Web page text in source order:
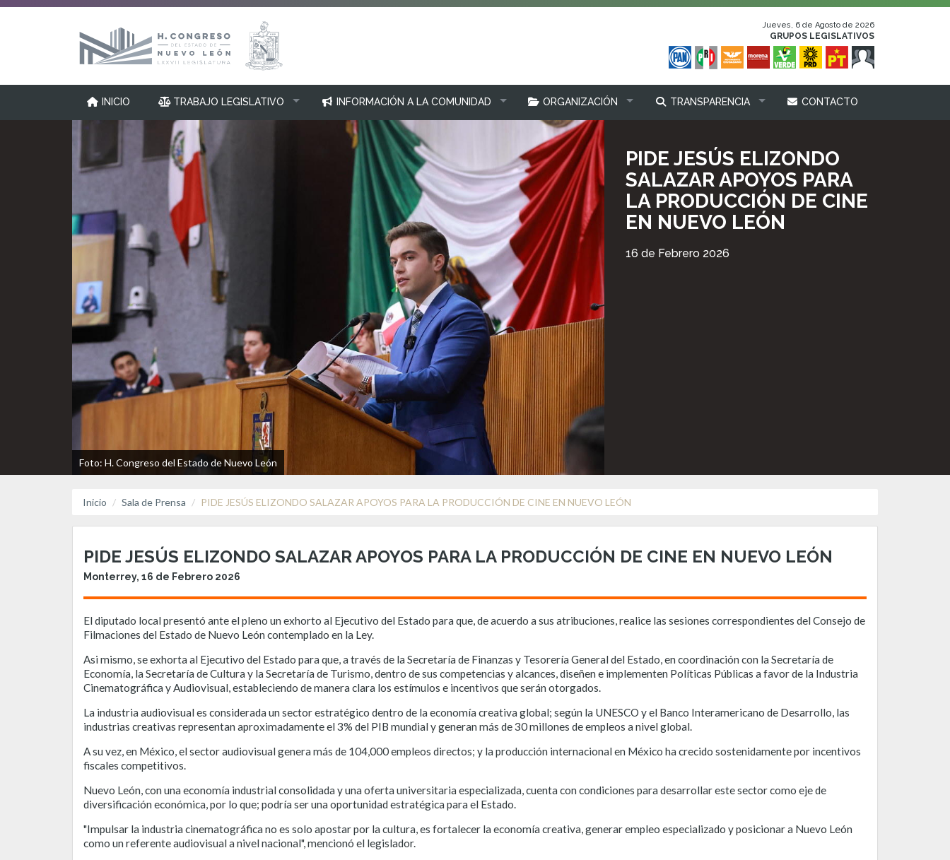
Jueves, 6 de Agosto de 2026
GRUPOS LEGISLATIVOS
INICIO TRABAJO LEGISLATIVO INFORMACIÓN A LA COMUNIDAD ORGANIZACIÓN TRANSPARENCIA CONTACTO
Foto: H. Congreso del Estado de Nuevo León
PIDE JESÚS ELIZONDO
SALAZAR APOYOS PARA
LA PRODUCCIÓN DE CINE
EN NUEVO LEÓN
16 de Febrero 2026
Inicio Sala de Prensa PIDE JESÚS ELIZONDO SALAZAR APOYOS PARA LA PRODUCCIÓN DE CINE EN NUEVO LEÓN
PIDE JESÚS ELIZONDO SALAZAR APOYOS PARA LA PRODUCCIÓN DE CINE EN NUEVO LEÓN
Monterrey, 16 de Febrero 2026
El diputado local presentó ante el pleno un exhorto al Ejecutivo del Estado para que, de acuerdo a sus atribuciones, realice las sesiones correspondientes del Consejo de
Filmaciones del Estado de Nuevo León contemplado en la Ley.
Asi mismo, se exhorta al Ejecutivo del Estado para que, a través de la Secretaría de Finanzas y Tesorería General del Estado, en coordinación con la Secretaría de
Economía, la Secretaría de Cultura y la Secretaría de Turismo, dentro de sus competencias y alcances, diseñen e implementen Políticas Públicas a favor de la Industria
Cinematográfica y Audiovisual, estableciendo de manera clara los estímulos e incentivos que serán otorgados.
La industria audiovisual es considerada un sector estratégico dentro de la economía creativa global; según la UNESCO y el Banco Interamericano de Desarrollo, las
industrias creativas representan aproximadamente el 3% del PIB mundial y generan más de 30 millones de empleos a nivel global.
A su vez, en México, el sector audiovisual genera más de 104,000 empleos directos; y la producción internacional en México ha crecido sostenidamente por incentivos
fiscales competitivos.
Nuevo León, con una economía industrial consolidada y una oferta universitaria especializada, cuenta con condiciones para desarrollar este sector como eje de
diversificación económica, por lo que; podría ser una oportunidad estratégica para el Estado.
"Impulsar la industria cinematográfica no es solo apostar por la cultura, es fortalecer la economía creativa, generar empleo especializado y posicionar a Nuevo León
como un referente audiovisual a nivel nacional", mencionó el legislador.